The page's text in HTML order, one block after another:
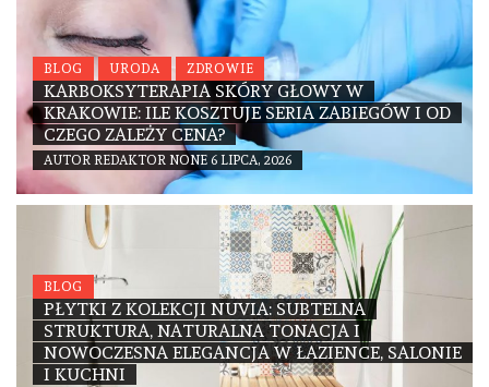
BLOG URODA ZDROWIE
KARBOKSYTERAPIA SKÓRY GŁOWY W
KRAKOWIE: ILE KOSZTUJE SERIA ZABIEGÓW I OD
CZEGO ZALEŻY CENA?
AUTOR REDAKTOR NONE 6 LIPCA, 2026
BLOG
PŁYTKI Z KOLEKCJI NUVIA: SUBTELNA
STRUKTURA, NATURALNA TONACJA I
NOWOCZESNA ELEGANCJA W ŁAZIENCE, SALONIE
I KUCHNI